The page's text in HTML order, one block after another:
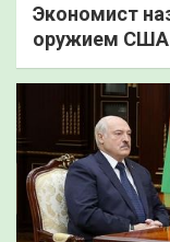
Экономист
оружием США